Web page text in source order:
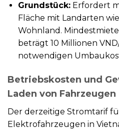
Grundstück:Erfordert
Fläche mit Landarten
Wohnland.
beträgt 10 Millionen
notwendigen
Betriebskosten und
Laden von Fahrzeugen
Der derzeitige Stromtarif
Elektrofahrzeugen in